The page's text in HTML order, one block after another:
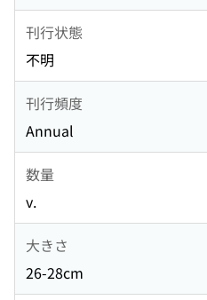
刊行状態
不明
刊行頻度
Annual
数量
v.
大きさ
26-28cm